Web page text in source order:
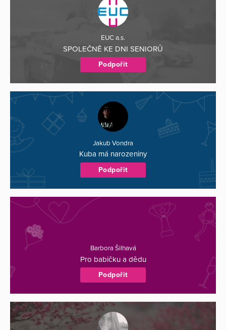
EUC a.s.
SPOLEČNĚ KE DNI SENIORŮ
Podpořit
Jakub Vondra
Kuba má narozeniny
Podpořit
Barbora Šilhavá
Pro babičku a dědu
Podpořit